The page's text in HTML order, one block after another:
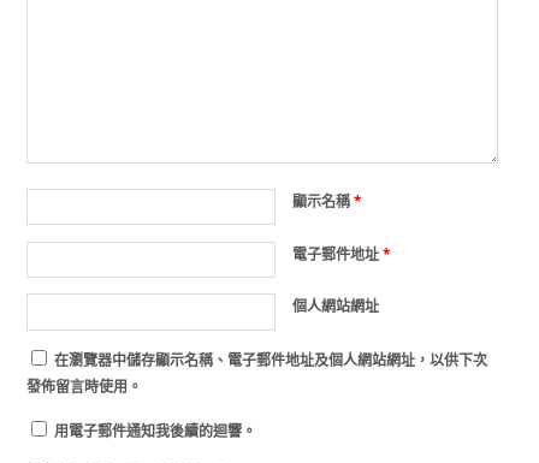
顯示名稱*
電子郵件地址*
個人網站網址
在瀏覽器中儲存顯示名稱、電子郵件地址及個人網站網址，以供下次
發佈留言時使用。
用電子郵件通知我後續的迴響。